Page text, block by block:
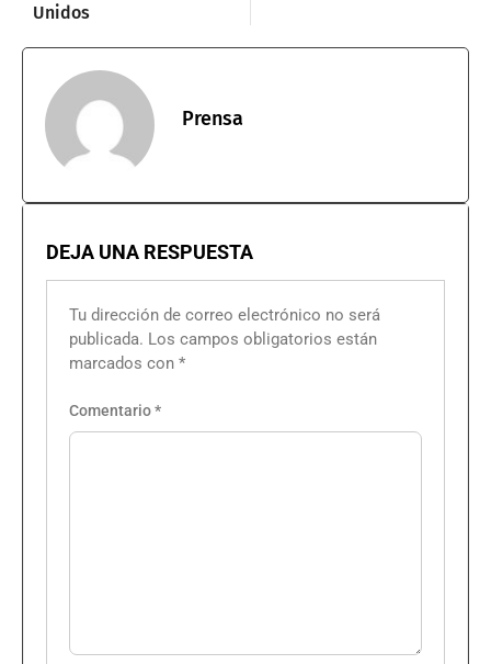
Unidos
Prensa
DEJA UNA RESPUESTA
Tu dirección de correo electrónico no será
publicada. Los campos obligatorios están
marcados con *
Comentario*